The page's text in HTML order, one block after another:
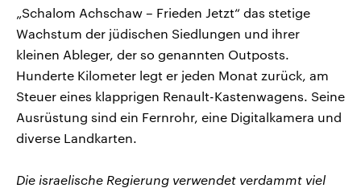
„Schalom Achschaw – Frieden Jetzt“ das stetige
Wachstum der jüdischen Siedlungen und ihrer
kleinen Ableger, der so genannten Outposts.
Hunderte Kilometer legt er jeden Monat zurück, am
Steuer eines klapprigen Renault-Kastenwagens. Seine
Ausrüstung sind ein Fernrohr, eine Digitalkamera und
diverse Landkarten.
Die israelische Regierung verwendet verdammt viel